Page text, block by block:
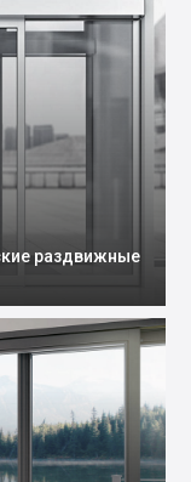
раздвижные